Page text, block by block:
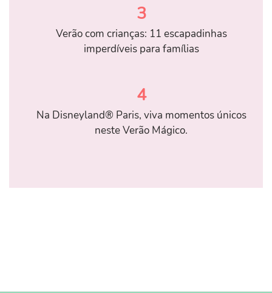
3
Verão com crianças: 11 escapadinhas
imperdíveis para famílias
4
Na Disneyland® Paris, viva momentos únicos
neste Verão Mágico.